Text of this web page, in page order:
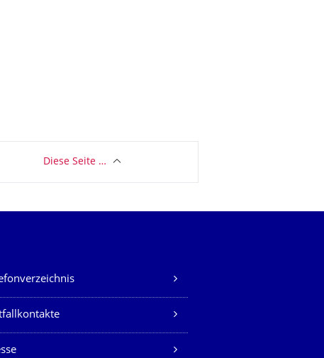
Diese Seite …